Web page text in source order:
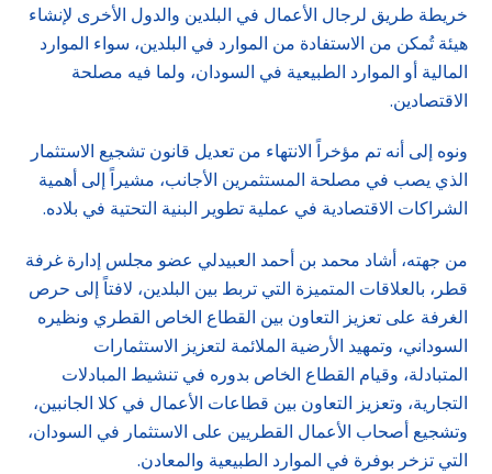
خريطة طريق لرجال الأعمال في البلدين والدول الأخرى لإنشاء
هيئة تُمكن من الاستفادة من الموارد في البلدين، سواء الموارد
المالية أو الموارد الطبيعية في السودان، ولما فيه مصلحة
الاقتصادين.
ونوه إلى أنه تم مؤخراً الانتهاء من تعديل قانون تشجيع الاستثمار
الذي يصب في مصلحة المستثمرين الأجانب، مشيراً إلى أهمية
الشراكات الاقتصادية في عملية تطوير البنية التحتية في بلاده.
من جهته، أشاد محمد بن أحمد العبيدلي عضو مجلس إدارة غرفة
قطر، بالعلاقات المتميزة التي تربط بين البلدين، لافتاً إلى حرص
الغرفة على تعزيز التعاون بين القطاع الخاص القطري ونظيره
السوداني، وتمهيد الأرضية الملائمة لتعزيز الاستثمارات
المتبادلة، وقيام القطاع الخاص بدوره في تنشيط المبادلات
التجارية، وتعزيز التعاون بين قطاعات الأعمال في كلا الجانبين،
وتشجيع أصحاب الأعمال القطريين على الاستثمار في السودان،
التي تزخر بوفرة في الموارد الطبيعية والمعادن.